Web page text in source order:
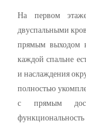
На первом
двуспальными
прямым выходом
каждой спальне
и наслаждения
полностью
с прямым
функциональность